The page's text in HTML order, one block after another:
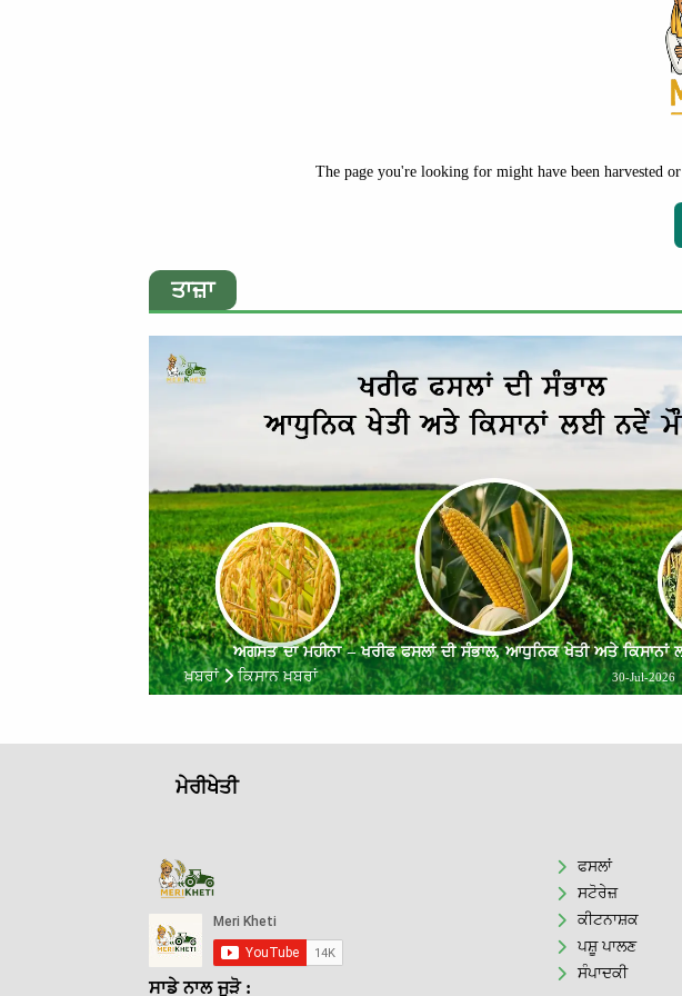
The page you're looking for might have been
ਤਾਜ਼ਾ
ਅਗਸਤ ਦਾ ਮਹੀਨਾ – ਖਰੀਫ ਫਸਲਾਂ ਦੀ ਸੰਭਾਲ, ਆਧੁਨਿਕ ਖੇਤੀ ਅਤੇ
ਖ਼ਬਰਾਂ
ਕਿਸਾਨ ਖ਼ਬਰਾਂ 30-Jul-2026
ਮੇਰੀਖੇਤੀ
ਸਾਡੇ ਨਾਲ ਜੁੜੋ :
ਫਸਲਾਂ
ਸਟੋਰੇਜ਼
ਕੀਟਨਾਸ਼ਕ
ਪਸ਼ੂ ਪਾਲਣ
ਸੰਪਾਦਕੀ